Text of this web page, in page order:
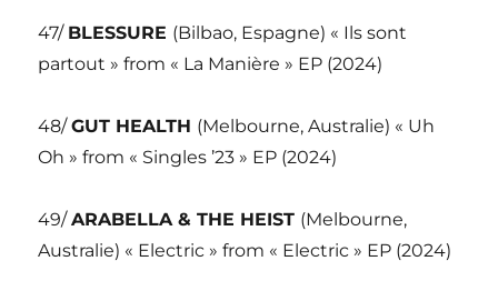
47/ BLESSURE (Bilbao, Espagne) « Ils sont
partout » from « La Manière » EP (2024)
48/GUT HEALTH (Melbourne, Australie) « Uh
Oh » from « Singles ’23 » EP (2024)
49/ARABELLA & THE HEIST (Melbourne,
Australie) « Electric » from « Electric » EP (2024)